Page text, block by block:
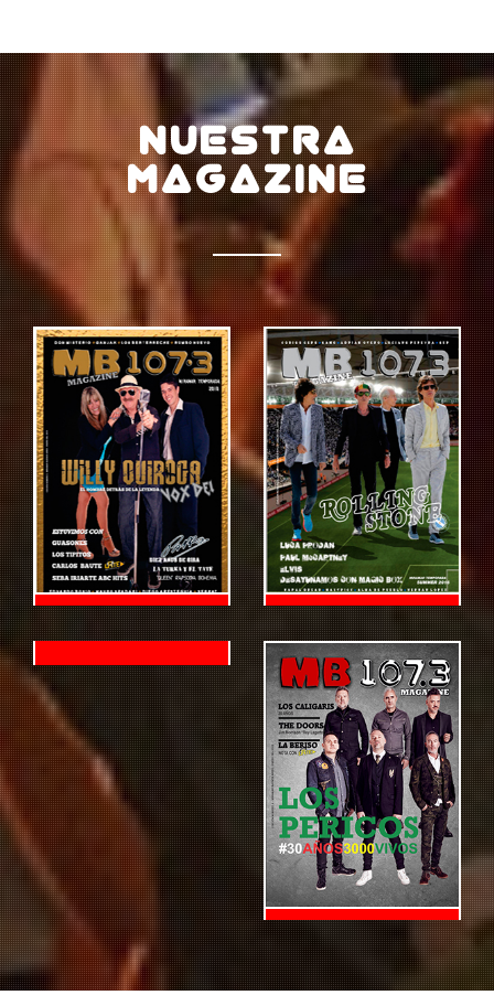
NUESTRA
MAGAZINE
Primera
Edición
Compartir
Segunda
Edición
Compartir
Tercera
Edición
Compartir